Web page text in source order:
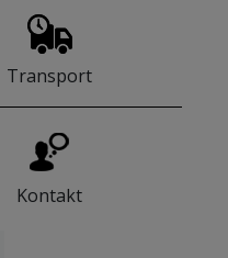
Transport
Kontakt